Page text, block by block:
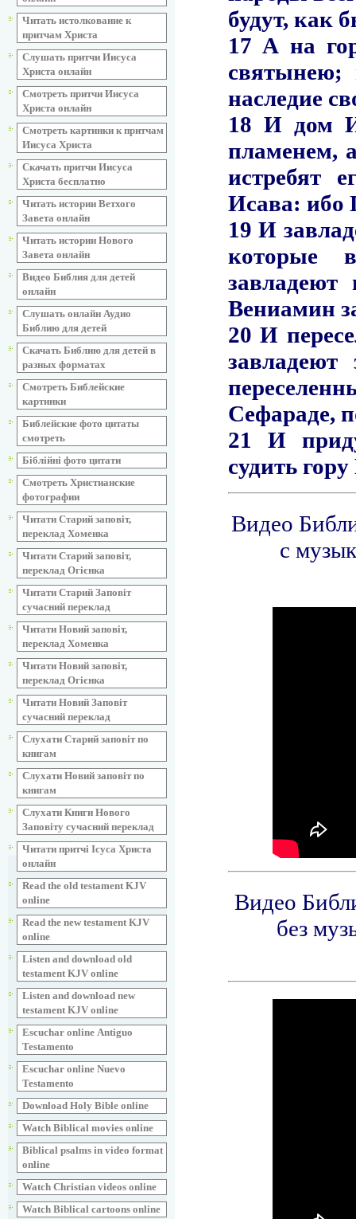
Читать истолкование к
притчам Христа
Слушать притчи Иисуса
Христа онлайн
Смотреть притчи Иисуса
Христа онлайн
Смотреть картинки к притчам
Иисуса Христа
Скачать притчи Иисуса
Христа бесплатно
Читать истории Ветхого
Завета онлайн
Читать истории Нового
Завета онлайн
Видео Библия для детей
онлайн
Слушать онлайн Аудио
Библию для детей
Скачать Библию для детей в
разных форматах
Смотреть Библейские
картинки
Библейские фото цитаты
смотреть
Біблійні фото цитати
Смотреть Христианские
фотографии
Читати Старий заповіт,
переклад Хоменка
Читати Старий заповіт,
переклад Огієнка
Читати Старий Заповіт
сучасний переклад
Читати Новий заповіт,
переклад Хоменка
Читати Новий заповіт,
переклад Огієнка
Читати Новий Заповіт
сучасний переклад
Слухати Старий заповіт по
книгам
Слухати Новий заповіт по
книгам
Слухати Книги Нового
Заповіту сучасний переклад
Читати притчі Ісуса Христа
онлайн
Read the old testament KJV
online
Read the new testament KJV
online
Listen and download old
testament KJV online
Listen and download new
testament KJV online
Escuchar online Аntiguo
Testamento
Escuchar online Nuevo
Testamento
Download Holy Bible online
Watch Biblical movies online
Biblical psalms in video format
online
Watch Christian videos online
Watch Biblical cartoons online